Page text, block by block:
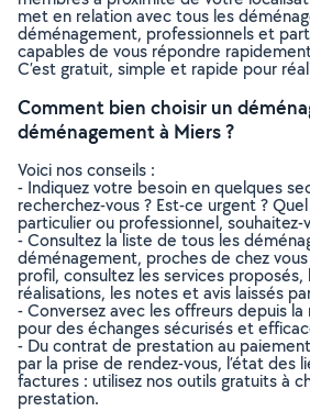
met en relation avec tous les
déménagement, professionnels et
capables de vous répondre
C’est gratuit, simple et rapide pour
Comment bien choisir un
déménagement à Miers ?
Voici nos conseils :
- Indiquez votre besoin en quelques
recherchez-vous ? Est-ce urgent ?
particulier ou professionnel, souhaitez-
- Consultez la liste de tous les
déménagement, proches de chez
profil, consultez les services
réalisations, les notes et avis laissés
- Conversez avec les offreurs depuis la
pour des échanges sécurisés et
- Du contrat de prestation au
par la prise de rendez-vous, l’état des
factures : utilisez nos outils gratuits à
prestation.